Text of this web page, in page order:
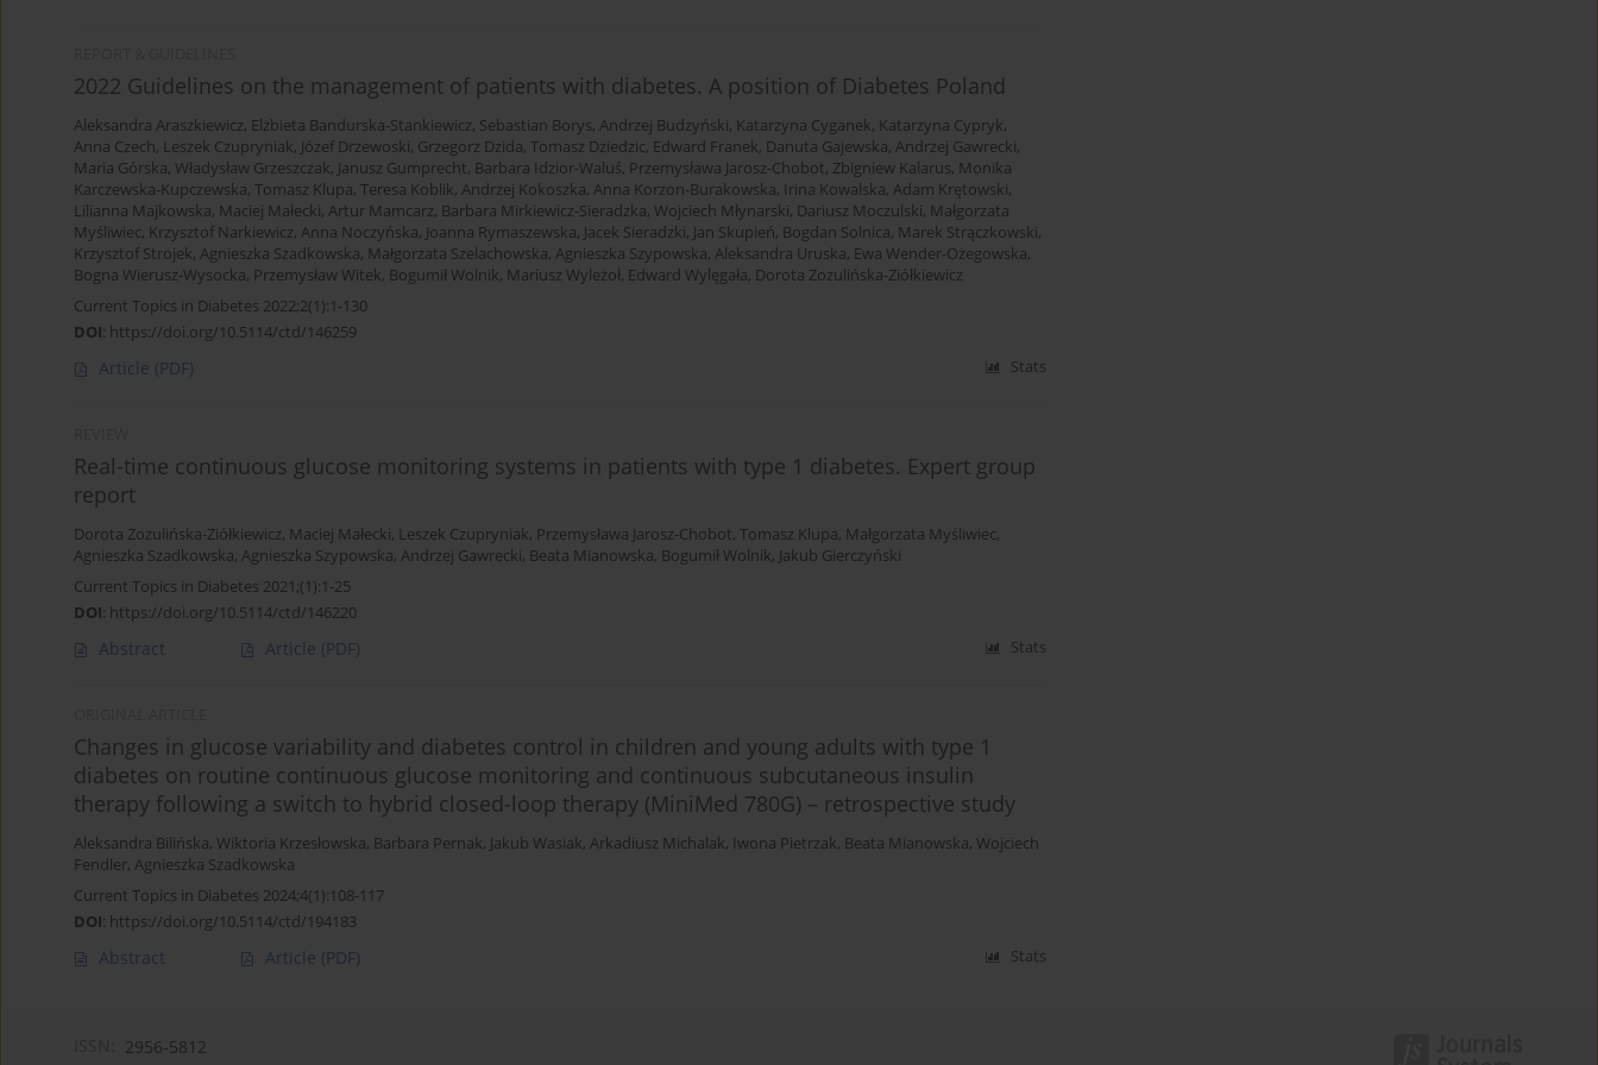
2022 Guidelines on the management of patients with diabetes. A position of Diabetes Poland
Aleksandra Araszkiewicz, Elżbieta Bandurska-Stankiewicz, Sebastian Borys, Andrzej Budzyński, Katarzyna Cyganek, Katarzyna Cypryk,
Anna Czech, Leszek Czupryniak, Józef Drzewoski, Grzegorz Dzida, Tomasz Dziedzic, Edward Franek, Danuta Gajewska, Andrzej Gawrecki,
Maria Górska, Władysław Grzeszczak, Janusz Gumprecht, Barbara Idzior-Waluś, Przemysława Jarosz-Chobot, Zbigniew Kalarus, Monika
Karczewska-Kupczewska, Tomasz Klupa, Teresa Koblik, Andrzej Kokoszka, Anna Korzon-Burakowska, Irina Kowalska, Adam Krętowski,
Lilianna Majkowska, Maciej Małecki, Artur Mamcarz, Barbara Mirkiewicz-Sieradzka, Wojciech Młynarski, Dariusz Moczulski, Małgorzata
Myśliwiec, Krzysztof Narkiewicz, Anna Noczyńska, Joanna Rymaszewska, Jacek Sieradzki, Jan Skupień, Bogdan Solnica, Marek Strączkowski,
Krzysztof Strojek, Agnieszka Szadkowska, Małgorzata Szelachowska, Agnieszka Szypowska, Aleksandra Uruska, Ewa Wender-Ożegowska,
Bogna Wierusz-Wysocka, Przemysław Witek, Bogumił Wolnik, Mariusz Wyleżoł, Edward Wylęgała, Dorota Zozulińska-Ziółkiewicz
Current Topics in Diabetes 2022;2(1):1-130
DOI: https://doi.org/10.5114/ctd/146259
Article (PDF) Stats
Real-time continuous glucose monitoring systems in patients with type 1 diabetes. Expert group
report
Dorota Zozulińska-Ziółkiewicz, Maciej Małecki, Leszek Czupryniak, Przemysława Jarosz-Chobot, Tomasz Klupa, Małgorzata Myśliwiec,
Agnieszka Szadkowska, Agnieszka Szypowska, Andrzej Gawrecki, Beata Mianowska, Bogumił Wolnik, Jakub Gierczyński
Current Topics in Diabetes 2021;(1):1-25
DOI: https://doi.org/10.5114/ctd/146220
Abstract Article (PDF) Stats
Changes in glucose variability and diabetes control in children and young adults with type 1
diabetes on routine continuous glucose monitoring and continuous subcutaneous insulin
therapy following a switch to hybrid closed-loop therapy (MiniMed 780G) – retrospective study
Aleksandra Bilińska, Wiktoria Krzesłowska, Barbara Pernak, Jakub Wasiak, Arkadiusz Michalak, Iwona Pietrzak, Beata Mianowska, Wojciech
Fendler, Agnieszka Szadkowska
Current Topics in Diabetes 2024;4(1):108-117
DOI: https://doi.org/10.5114/ctd/194183
Abstract Article (PDF) Stats
2956-5812